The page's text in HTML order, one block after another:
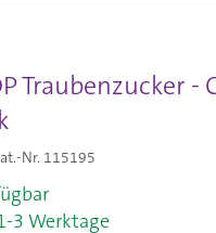
Traubenzucker -
Nr. 115195
3 Werktage